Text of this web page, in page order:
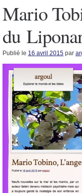
Mario
du
Publié le 16 avril 2015 par